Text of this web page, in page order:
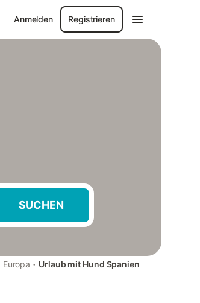
Anmelden Registrieren
SUCHEN
Europa · Urlaub mit Hund Spanien